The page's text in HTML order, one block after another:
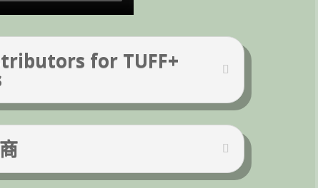
for TUFF+